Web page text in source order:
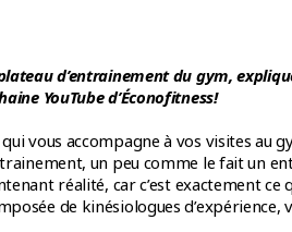
d’entrainement du gym,
YouTube d’Éconofitness!
qui vous accompagne à vos visites au
un peu comme le fait un
réalité, car c’est exactement ce
de kinésiologues d’expérience,